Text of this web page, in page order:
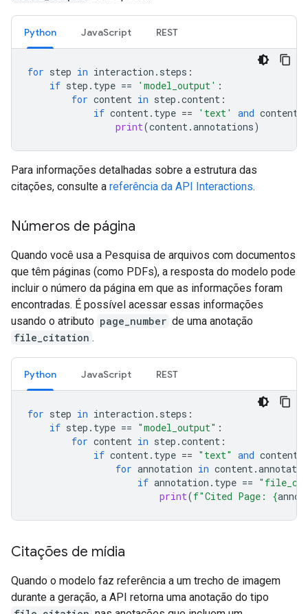
Python JavaScript REST
for step in interaction . steps :
if step . type == 'model_output' :
for content in step .content :
if content. type == 'text' and content
print(content.annotations)
Para informações detalhadas sobre a estrutura das
citações, consulte a referência da API Interactions.
Números de página
Quando você usa a Pesquisa de arquivos com documentos
que têm páginas (como PDFs), a resposta do modelo pode
incluir o número da página em que as informações foram
encontradas. É possível acessar essas informações
usando o atributo page_number de uma anotação
file_citation .
Python JavaScript REST
for step in interaction . steps :
if step . type == "model_output" :
for content in step .content :
if content. type == "text" and content
for annotation in content.
if annotation . type ==
print(f"Cited Page: {
Citações de mídia
Quando o modelo faz referência a um trecho de imagem
durante a geração, a API retorna uma anotação do tipo